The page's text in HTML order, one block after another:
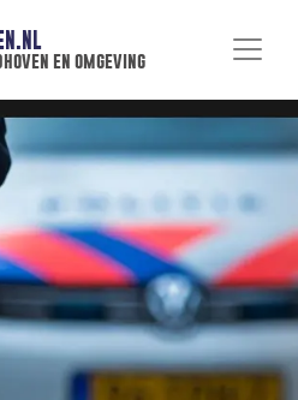
en omgeving